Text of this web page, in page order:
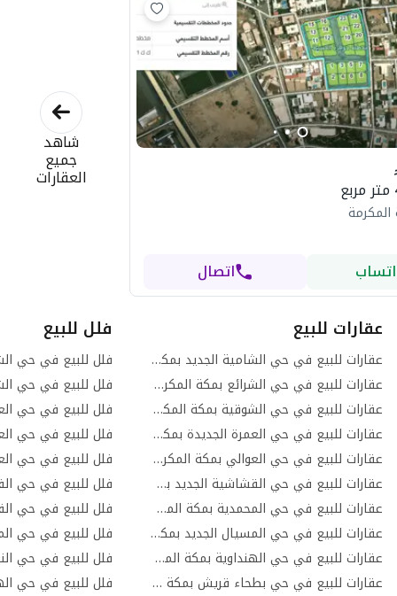
المكرمة
اتصال
شاهد
جميع
العقارات
عقارات للبيع
عقارات للبيع في حي الشامية الجديد بمكة المكرمة
عقارات للبيع في حي الشرائع بمكة المكرمة
عقارات للبيع في حي الشوقية بمكة المكرمة
عقارات للبيع في حي العمرة الجديدة بمكة المكرمة
عقارات للبيع في حي العوالي بمكة المكرمة
عقارات للبيع في حي القشاشية الجديد بمكة المكرمة
عقارات للبيع في حي المحمدية بمكة المكرمة
عقارات للبيع في حي المسيال الجديد بمكة المكرمة
عقارات للبيع في حي الهنداوية بمكة المكرمة
عقارات للبيع في حي بطحاء قريش بمكة المكرمة
فلل للبيع
فلل للبيع في حي
فلل للبيع في حي
فلل للبيع في حي
فلل للبيع في حي